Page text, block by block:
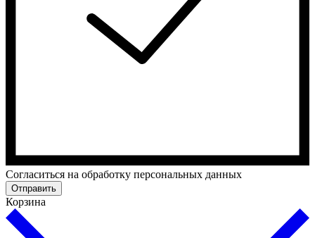
Cогласиться на обработку персональных данных
Отправить
Корзина